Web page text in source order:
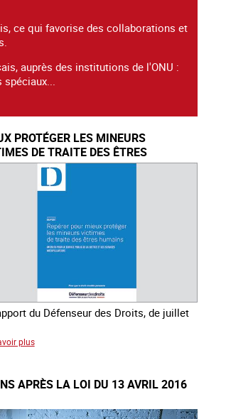
ce qui favorise des collaborations et
auprès des institutions de l'ONU :
PROTÉGER LES MINEURS
DE TRAITE DES ÊTRES
du Défenseur des Droits, de juillet
plussur
les
victimes
APRÈS LA LOI DU 13 AVRIL 2016